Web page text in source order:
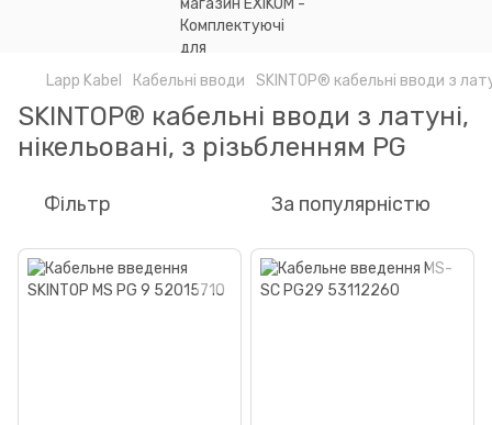
Lapp Kabel Кабельні вводи SKINTOP® кабельні вводи з
SKINTOP® кабельні вводи з латуні,
нікельовані, з різьбленням PG
Фільтр За популярністю